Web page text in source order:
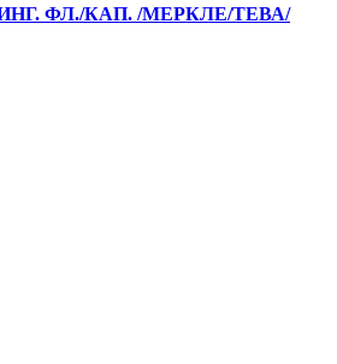
ФЛ./КАП. /МЕРКЛЕ/ТЕВА/